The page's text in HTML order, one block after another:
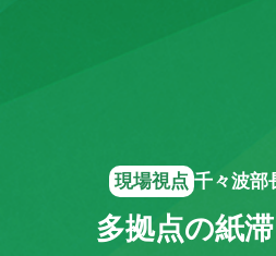
現場視点 千々波部
多拠点の紙